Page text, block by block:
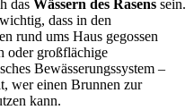
das Wässern des Rasens sein.
dass in den
rund ums Haus gegossen
oder großflächige
Bewässerungssystem –
wer einen Brunnen zur
kann.